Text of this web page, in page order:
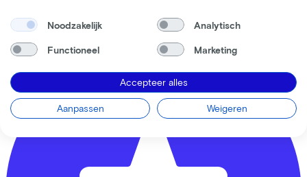
7008 AT Doetinchem
Noodzakelijk Analytisch
Functioneel Marketing
Accepteer alles
Aanpassen Weigeren